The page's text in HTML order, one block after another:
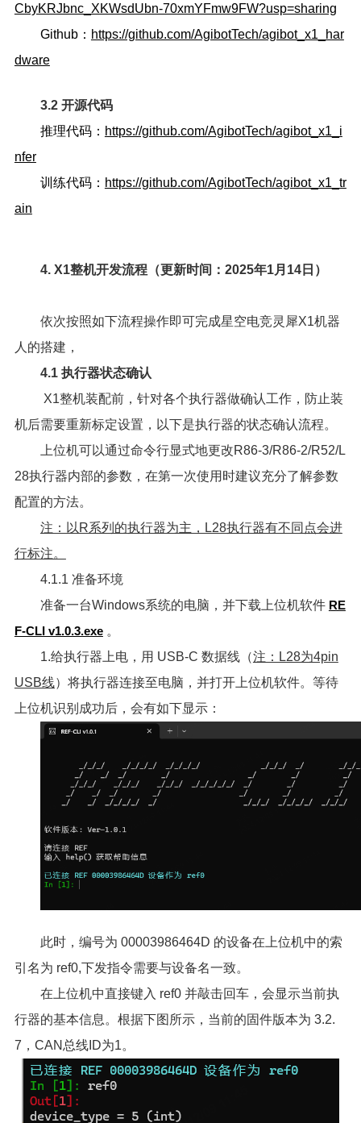
CbyKRJbnc_XKWsdUbn-70xmYFmw9FW?usp=sharing
Github： https://github.com/AgibotTech/agibot_x1_har
dware
3.2 开源代码
推理代码： https://github.com/AgibotTech/agibot_x1_i
nfer
训练代码： https://github.com/AgibotTech/agibot_x1_tr
ain
4. X1整机开发流程（更新时间：2025年1月14日）
依次按照如下流程操作即可完成星空电竞灵犀X1机器
人的搭建，
4.1 执行器状态确认
X1整机装配前，针对各个执行器做确认工作，防止装
机后需要重新标定设置，以下是执行器的状态确认流程。
上位机可以通过命令行显式地更改R86-3/R86-2/R52/L
28执行器内部的参数，在第一次使用时建议充分了解参数
配置的方法。
注：以R系列的执行器为主，L28执行器有不同点会进
行标注。
4.1.1 准备环境
准备一台Windows系统的电脑，并下载上位机软件 RE
F-CLI v1.0.3.exe。
1.给执行器上电，用 USB-C 数据线（注：L28为4pin
USB线）将执行器连接至电脑，并打开上位机软件。等待
上位机识别成功后，会有如下显示：
此时，编号为 00003986464D 的设备在上位机中的索
引名为 ref0,下发指令需要与设备名一致。
在上位机中直接键入 ref0 并敲击回车，会显示当前执
行器的基本信息。根据下图所示，当前的固件版本为 3.2.
7，CAN总线ID为1。